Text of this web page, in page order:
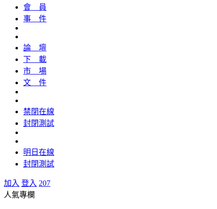
會 員
事 件
論 壇
下 載
市 場
文 件
禁閉在線
封閉測試
明日在線
封閉測試
加入 登入 207
人氣專欄